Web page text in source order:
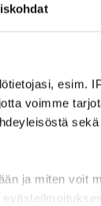
esim.
voimme
ja miten voit